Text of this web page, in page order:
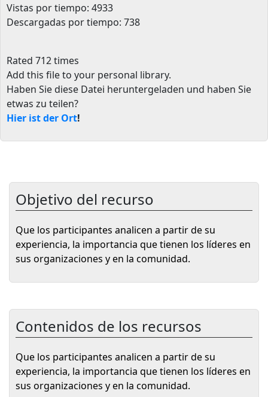
Vistas por tiempo: 4933
Descargadas por tiempo: 738
Rated 712 times
Add this file to your personal library.
Haben Sie diese Datei heruntergeladen und haben Sie
etwas zu teilen?
Hier ist der Ort!
Objetivo del recurso
Que los participantes analicen a partir de su
experiencia, la importancia que tienen los líderes en
sus organizaciones y en la comunidad.
Contenidos de los recursos
Que los participantes analicen a partir de su
experiencia, la importancia que tienen los líderes en
sus organizaciones y en la comunidad.